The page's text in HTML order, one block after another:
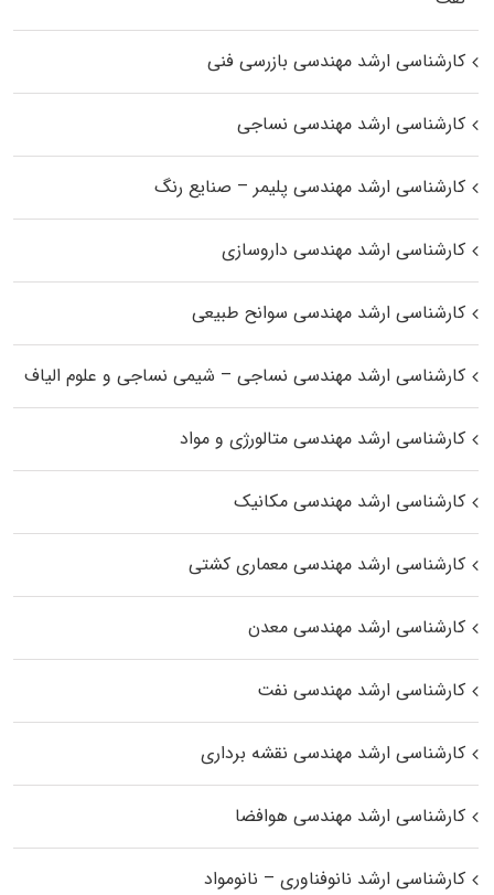
کارشناسی ارشد مهندسی بازرسی فنی
کارشناسی ارشد مهندسی نساجی
کارشناسی ارشد مهندسی پلیمر – صنایع رنگ
کارشناسی ارشد مهندسی داروسازی
کارشناسی ارشد مهندسی سوانح طبیعی
کارشناسی ارشد مهندسی نساجی – شیمی نساجی و علوم الیاف
کارشناسی ارشد مهندسی متالورژی و مواد
کارشناسی ارشد مهندسی مکانیک
کارشناسی ارشد مهندسی معماری کشتی
کارشناسی ارشد مهندسی معدن
کارشناسی ارشد مهندسی نفت
کارشناسی ارشد مهندسی نقشه برداری
کارشناسی ارشد مهندسی هوافضا
کارشناسی ارشد نانوفناوری – نانومواد